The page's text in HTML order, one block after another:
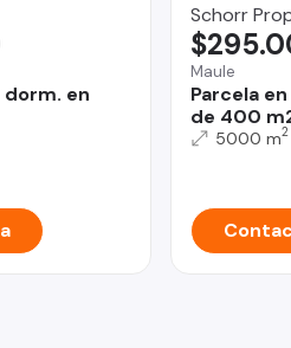
dorm. en
Schorr
Maule
Parcela
de 400
5000 m2